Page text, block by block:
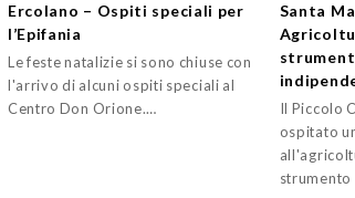
Ercolano – Ospiti speciali per
l’Epifania
Le feste natalizie si sono chiuse con
l'arrivo di alcuni ospiti speciali al
Centro Don Orione.…
Santa
Il Piccolo
ospitato
strumento